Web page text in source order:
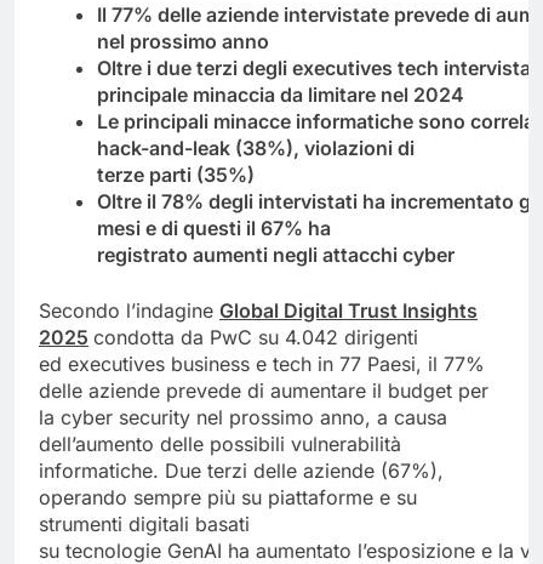
Il 77% delle aziende intervistate prevede di
nel prossimo anno
Oltre i due terzi degli executives tech intervistati
principale minaccia da limitare nel 2024
Le principali minacce informatiche sono
hack-and-leak (38%), violazioni di
terze parti (35%)
Oltre il 78% degli intervistati ha incrementato gli
mesi e di questi il 67% ha
registrato aumenti negli attacchi cyber
Secondo l’indagine Global Digital Trust Insights
2025 condotta da PwC su 4.042 dirigenti
ed executives business e tech in 77 Paesi, il 77%
delle aziende prevede di aumentare il budget per
la cyber security nel prossimo anno, a causa
dell’aumento delle possibili vulnerabilità
informatiche. Due terzi delle aziende (67%),
operando sempre più su piattaforme e su
strumenti digitali basati
su tecnologie GenAI ha aumentato l’esposizione e la